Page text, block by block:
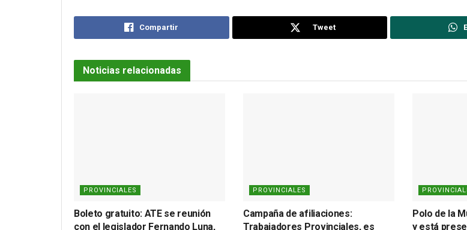
Compartir Tweet
Noticias relacionadas
PROVINCIALES
Boleto gratuito: ATE se reunión
con el legislador Fernando Luna,
PROVINCIALES
Campaña de afiliaciones:
Trabajadores Provinciales, es
Polo de la
y está